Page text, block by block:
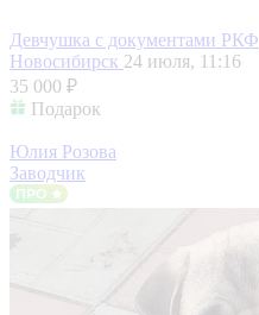
Девчушка с документами РКФ
Новосибирск 24 июля, 11:16
35 000 ₽
Подарок
Юлия Розова
Заводчик